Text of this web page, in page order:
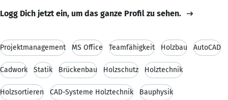
Logg Dich jetzt ein, um das ganze Profil zu sehen.
Projektmanagement MS Office Teamfähigkeit Holzbau AutoCAD
Cadwork Statik Brückenbau Holzschutz Holztechnik
Holzsortieren CAD-Systeme Holztechnik Bauphysik